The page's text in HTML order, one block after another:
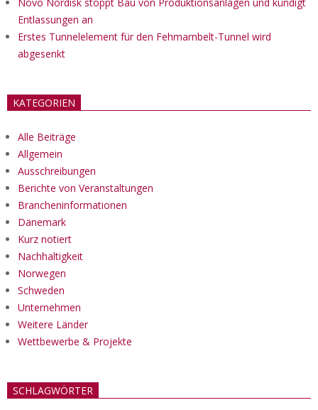
Entlassungen an
Erstes Tunnelelement für den Fehmarnbelt-Tunnel wird
abgesenkt
KATEGORIEN
Alle Beiträge
Allgemein
Ausschreibungen
Berichte von Veranstaltungen
Brancheninformationen
Dänemark
Kurz notiert
Nachhaltigkeit
Norwegen
Schweden
Unternehmen
Weitere Länder
Wettbewerbe & Projekte
SCHLAGWÖRTER